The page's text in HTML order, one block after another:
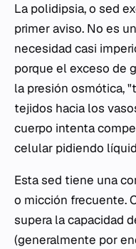
La polidipsia, o sed
primer aviso. No es
necesidad casi
porque el exceso de
la presión osmótica,
tejidos hacia los
cuerpo intenta
celular pidiendo
Esta sed tiene una
o micción frecuente.
supera la capacidad
(generalmente por